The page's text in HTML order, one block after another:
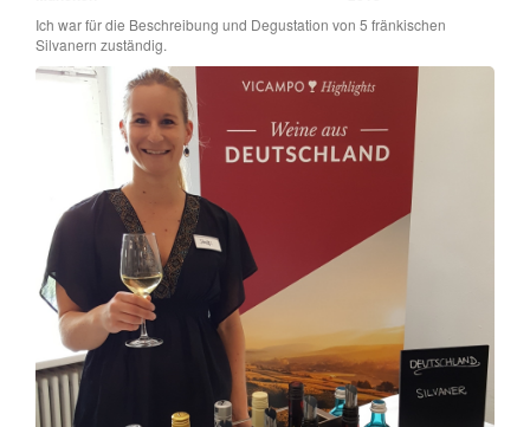
Ich war für die Beschreibung und Degustation von 5 fränkischen
Silvanern zuständig.